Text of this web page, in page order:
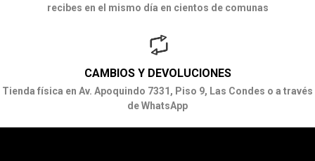
recibes en el mismo día en cientos de comunas
CAMBIOS Y DEVOLUCIONES
Tienda física en Av. Apoquindo 7331, Piso 9, Las Condes o a través
de WhatsApp